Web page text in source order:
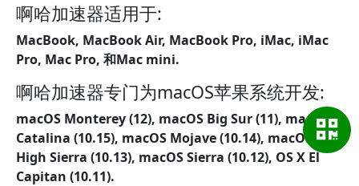
啊哈加速器适用于:
MacBook, MacBook Air, MacBook Pro, iMac, iMac
Pro, Mac Pro, 和Mac mini.
啊哈加速器专门为macOS苹果系统开发:
macOS Monterey (12), macOS Big Sur (11), macOS
Catalina (10.15), macOS Mojave (10.14), macOS
High Sierra (10.13), macOS Sierra (10.12), OS X El
Capitan (10.11).